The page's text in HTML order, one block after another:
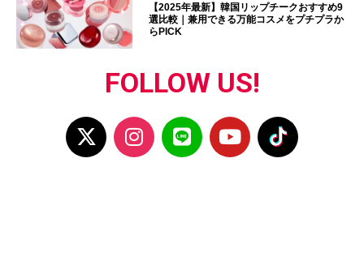
【2025年最新】韓国リップチークおすすめ9
選比較｜兼用できる万能コスメをプチプラか
らPICK
FOLLOW US!